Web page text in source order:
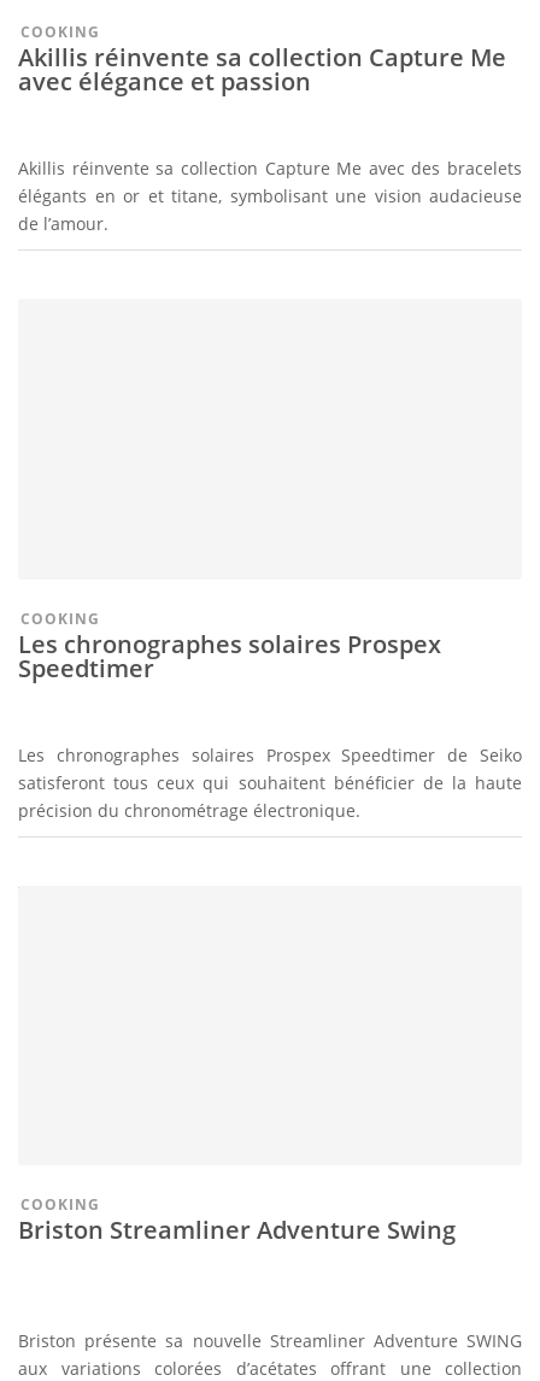
COOKING
Akillis réinvente sa collection Capture Me
avec élégance et passion
Akillis réinvente sa collection Capture Me avec des bracelets
élégants en or et titane, symbolisant une vision audacieuse
de l’amour.
COOKING
Les chronographes solaires Prospex
Speedtimer
Les chronographes solaires Prospex Speedtimer de Seiko
satisferont tous ceux qui souhaitent bénéficier de la haute
précision du chronométrage électronique.
COOKING
Briston Streamliner Adventure Swing
Briston présente sa nouvelle Streamliner Adventure SWING
aux variations colorées d’acétates offrant une collection